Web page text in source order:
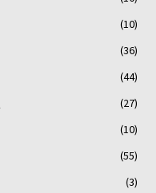
(10)
(36)
(44)
(27)
(10)
(55)
(3)